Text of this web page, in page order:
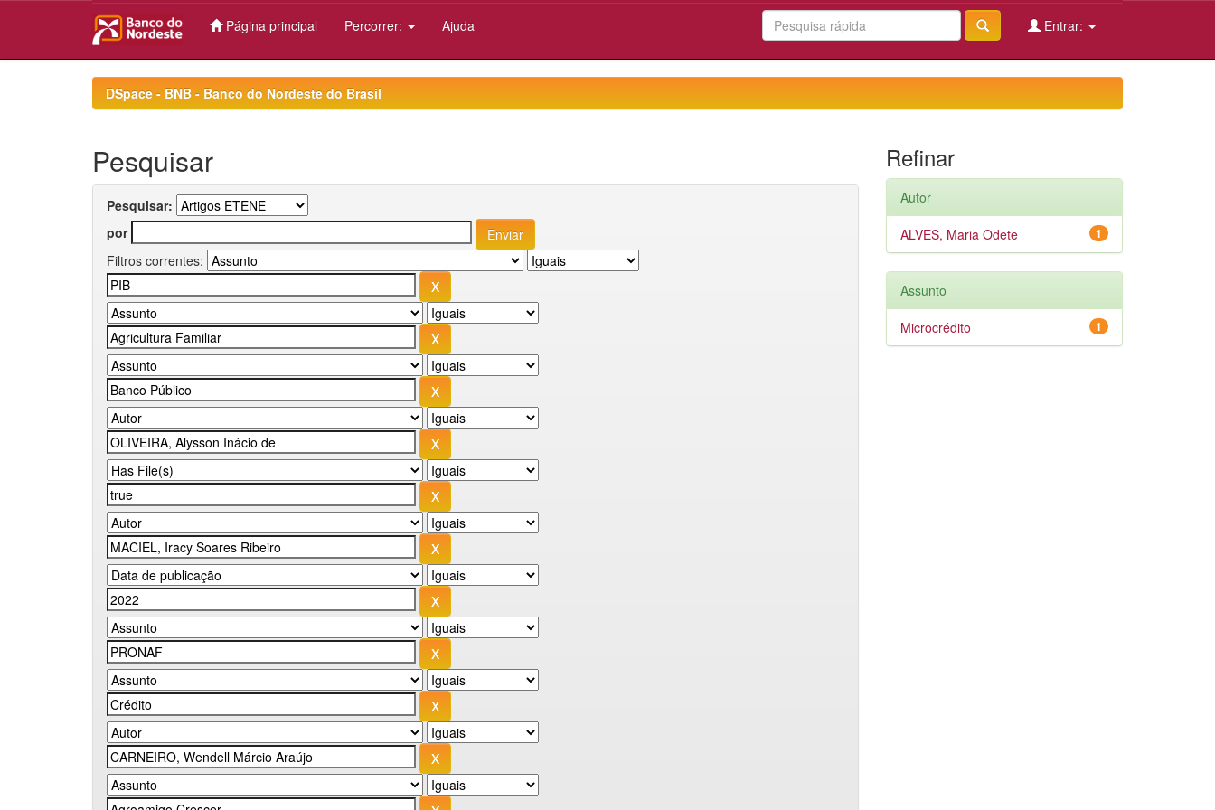
Página principal Percorrer: Ajuda Entrar:
DSpace - BNB - Banco do Nordeste do Brasil
Pesquisar
Pesquisar:
por
Filtros correntes:
Refinar
Autor
1
ALVES, Maria Odete
Assunto
1
Microcrédito